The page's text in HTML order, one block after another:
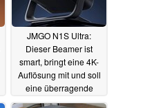
JMGO N1S Ultra:
Dieser Beamer ist
smart, bringt eine 4K-
Auflösung mit und soll
eine überragende
Farbwiedergabe bieten